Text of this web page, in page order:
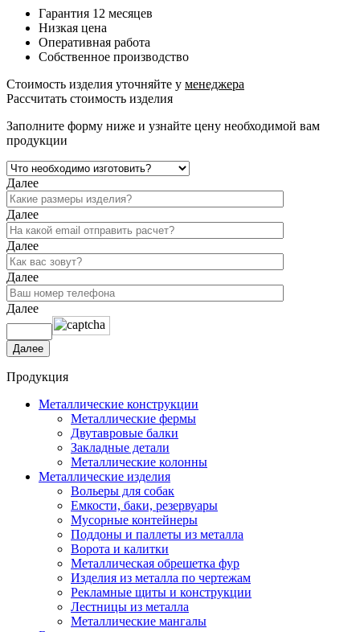
Гарантия 12 месяцев
Низкая цена
Оперативная работа
Собственное производство
Стоимость изделия уточняйте у менеджера
Рассчитать стоимость изделия
Заполните форму ниже и узнайте цену необходимой вам
продукции
Далее
Далее
Далее
Далее
Далее
Продукция
Металлические конструкции
Металлические фермы
Двутавровые балки
Закладные детали
Металлические колонны
Металлические изделия
Вольеры для собак
Емкости, баки, резервуары
Мусорные контейнеры
Поддоны и паллеты из металла
Ворота и калитки
Металлическая обрешетка фур
Изделия из металла по чертежам
Рекламные щиты и конструкции
Лестницы из металла
Металлические мангалы